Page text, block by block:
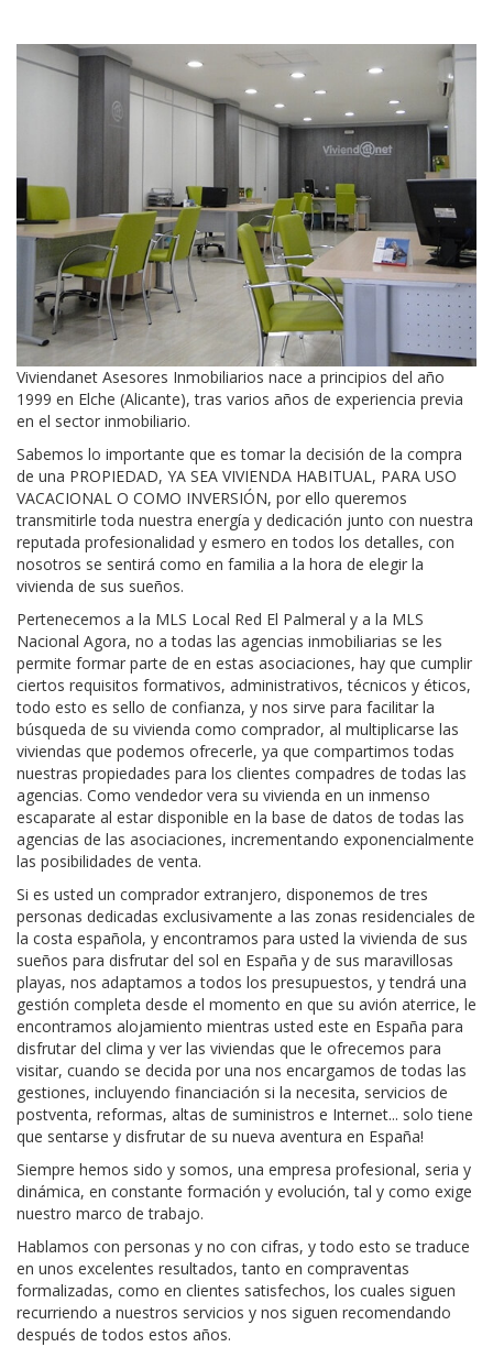
Viviendanet Asesores Inmobiliarios nace a principios del año
1999 en Elche (Alicante), tras varios años de experiencia previa
en el sector inmobiliario.
Sabemos lo importante que es tomar la decisión de la compra
de una PROPIEDAD, YA SEA VIVIENDA HABITUAL, PARA USO
VACACIONAL O COMO INVERSIÓN, por ello queremos
transmitirle toda nuestra energía y dedicación junto con nuestra
reputada profesionalidad y esmero en todos los detalles, con
nosotros se sentirá como en familia a la hora de elegir la
vivienda de sus sueños.
Pertenecemos a la MLS Local Red El Palmeral y a la MLS
Nacional Agora, no a todas las agencias inmobiliarias se les
permite formar parte de en estas asociaciones, hay que cumplir
ciertos requisitos formativos, administrativos, técnicos y éticos,
todo esto es sello de confianza, y nos sirve para facilitar la
búsqueda de su vivienda como comprador, al multiplicarse las
viviendas que podemos ofrecerle, ya que compartimos todas
nuestras propiedades para los clientes compadres de todas las
agencias. Como vendedor vera su vivienda en un inmenso
escaparate al estar disponible en la base de datos de todas las
agencias de las asociaciones, incrementando exponencialmente
las posibilidades de venta.
Si es usted un comprador extranjero, disponemos de tres
personas dedicadas exclusivamente a las zonas residenciales de
la costa española, y encontramos para usted la vivienda de sus
sueños para disfrutar del sol en España y de sus maravillosas
playas, nos adaptamos a todos los presupuestos, y tendrá una
gestión completa desde el momento en que su avión aterrice, le
encontramos alojamiento mientras usted este en España para
disfrutar del clima y ver las viviendas que le ofrecemos para
visitar, cuando se decida por una nos encargamos de todas las
gestiones, incluyendo financiación si la necesita, servicios de
postventa, reformas, altas de suministros e Internet... solo tiene
que sentarse y disfrutar de su nueva aventura en España!
Siempre hemos sido y somos, una empresa profesional, seria y
dinámica, en constante formación y evolución, tal y como exige
nuestro marco de trabajo.
Hablamos con personas y no con cifras, y todo esto se traduce
en unos excelentes resultados, tanto en compraventas
formalizadas, como en clientes satisfechos, los cuales siguen
recurriendo a nuestros servicios y nos siguen recomendando
después de todos estos años.